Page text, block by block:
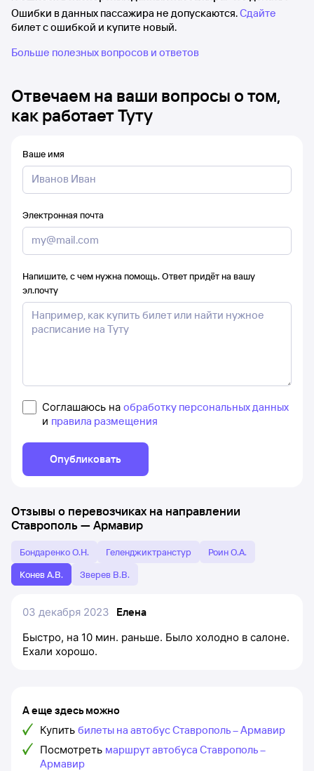
Ошибки в данных пассажира не допускаются.Сдайте
билет с ошибкой и купите новый.
Больше полезных вопросов и ответов
Отвечаем на ваши вопросы о том,
как работает Туту
Ваше имя
Электронная почта
Напишите, с чем нужна помощь. Ответ придёт на вашу
эл.почту
Соглашаюсь на обработку персональных данных
и правила размещения
Опубликовать
Отзывы о перевозчиках на направлении
Ставрополь—Армавир
Бондаренко О.Н. Геленджиктранстур
Роин О.А.
Конев А.В.
Зверев В.В.
03 декабря 2023
Елена
Быстро, на 10 мин. раньше. Было холодно в салоне.
Ехали хорошо.
А еще здесь можно
Купить билеты на автобус Ставрополь – Армавир
Посмотреть маршрут автобуса Ставрополь –
Армавир